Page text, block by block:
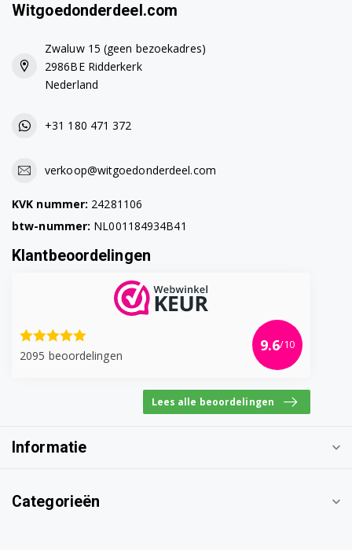
Witgoedonderdeel.com
Zwaluw 15 (geen bezoekadres)
2986BE Ridderkerk
Nederland
+31 180 471 372
verkoop@witgoedonderdeel.com
KVK nummer: 24281106
btw-nummer: NL001184934B41
Klantbeoordelingen
2095 beoordelingen
9.6/10
Lees alle beoordelingen
Informatie
Categorieën